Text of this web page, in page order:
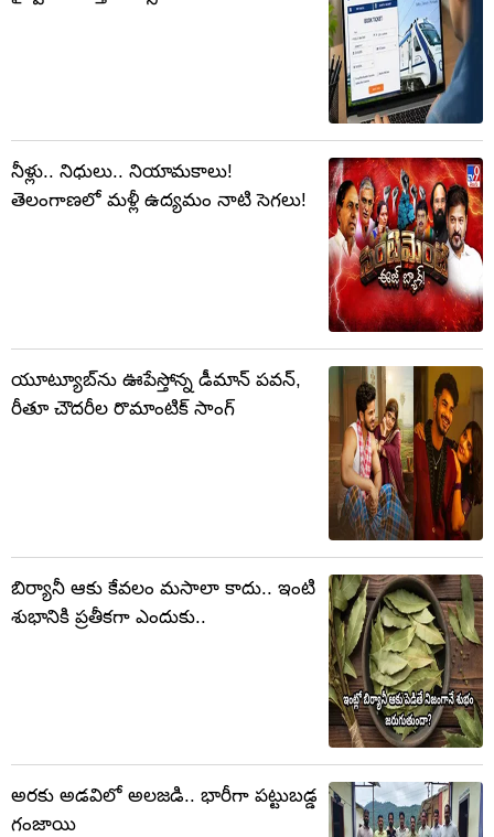
నీళ్లు.. నిధులు.. నియామకాలు!
తెలంగాణలో మళ్లీ ఉద్యమం నాటి సెగలు!
యూట్యూబ్‌ను ఊపేస్తోన్న డీమాన్ పవన్,
రీతూ చౌదరీల రొమాంటిక్ సాంగ్
బిర్యానీ ఆకు కేవలం మసాలా కాదు.. ఇంటి
శుభానికి ప్రతీకగా ఎందుకు..
అరకు అడవిలో అలజడి.. భారీగా పట్టుబడ్డ
గంజాయి